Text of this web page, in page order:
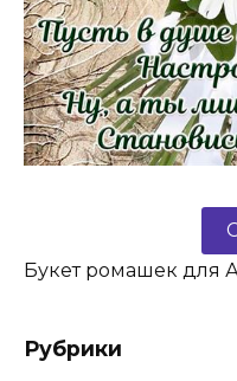
Букет ромашек для
Рубрики